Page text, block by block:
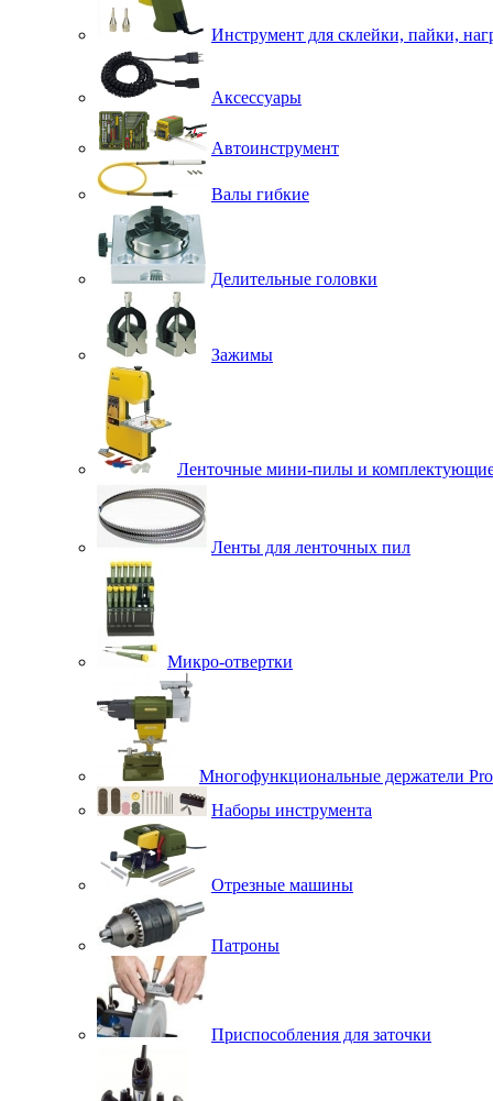
Инструмент для склейки, пайки,
Аксессуары
Автоинструмент
Валы гибкие
Делительные головки
Зажимы
Ленточные мини-пилы и
Ленты для ленточных пил
Микро-отвертки
Многофункциональные держатели
Наборы инструмента
Отрезные машины
Патроны
Приспособления для заточки